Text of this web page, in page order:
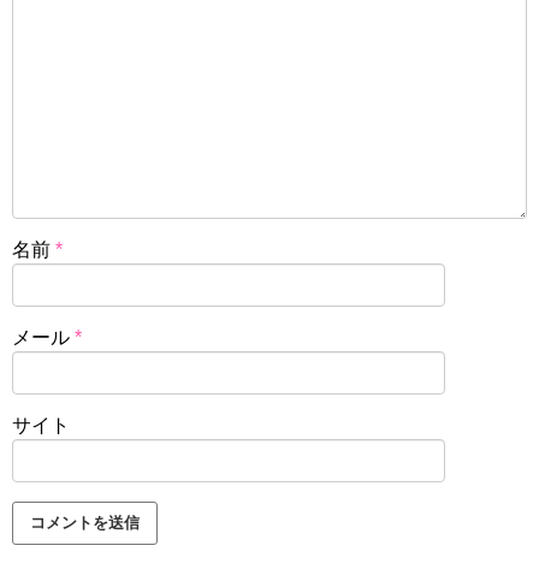
名前 *
メール *
サイト